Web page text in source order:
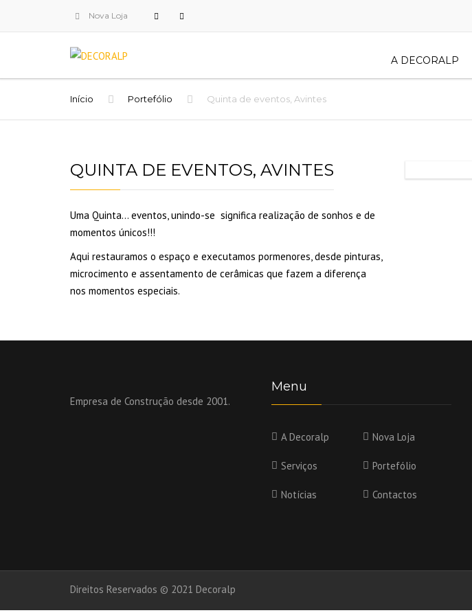
Nova Loja
A DECORALP
Início Portefólio Quinta de eventos, Avintes
QUINTA DE EVENTOS, AVINTES
Uma Quinta… eventos, unindo-se significa realização de sonhos e de
momentos únicos!!!
Aqui restauramos o espaço e executamos pormenores, desde pinturas,
microcimento e assentamento de cerâmicas que fazem a diferença
nos momentos especiais.
Empresa de Construção desde 2001.
Menu
A Decoralp Nova Loja
Serviços Portefólio
Notícias Contactos
Direitos Reservados © 2021 Decoralp